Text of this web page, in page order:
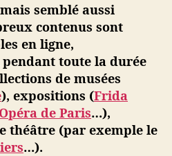
semblé aussi
contenus sont
en ligne,
toute la durée
de musées
), expositions (Frida
Opéra de Paris…),
théâtre (par exemple le
…).